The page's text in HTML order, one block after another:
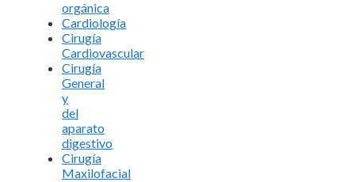
orgánica
Cardiología
Cirugía
Cardiovascular
Cirugía
General
y
del
aparato
digestivo
Cirugía
Maxilofacial